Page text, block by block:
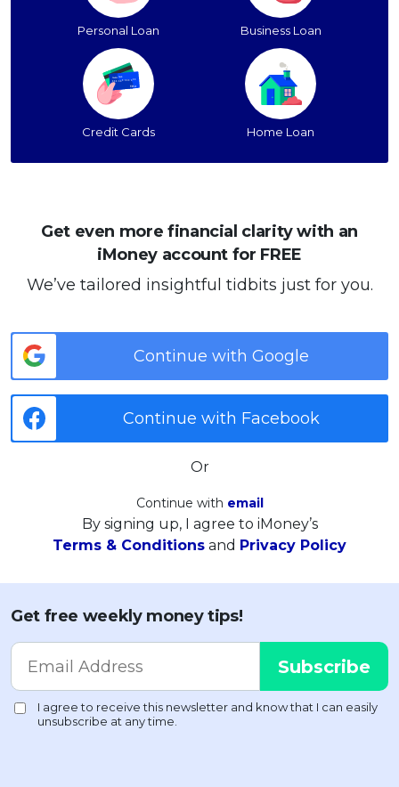
Personal Loan Business Loan
Credit Cards Home Loan
Get even more financial clarity with an
iMoney account for FREE
We’ve tailored insightful tidbits just for you.
Continue with Google
Continue with Facebook
Or
Continue with email
By signing up, I agree to iMoney’s
Terms & Conditions and Privacy Policy
Get free weekly money tips!